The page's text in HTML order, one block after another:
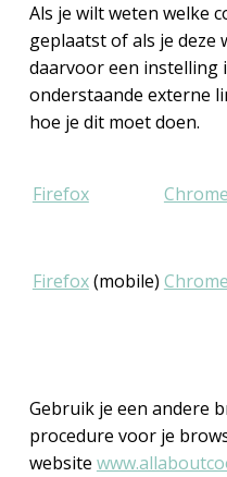
Als je wilt weten welke
geplaatst of als je deze
daarvoor een instelling
onderstaande externe
hoe je dit moet doen.
Firefox Chrome
Firefox(mobile) Chrome
Gebruik je een andere
procedure voor je
website